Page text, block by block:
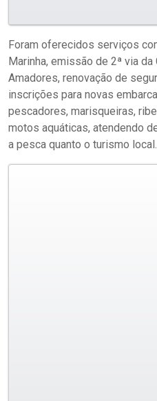
Foram oferecidos serviços
Marinha, emissão de 2ª via
Amadores, renovação de
inscrições para novas
pescadores, marisqueiras,
motos aquáticas, atendendo
a pesca quanto o turismo local.